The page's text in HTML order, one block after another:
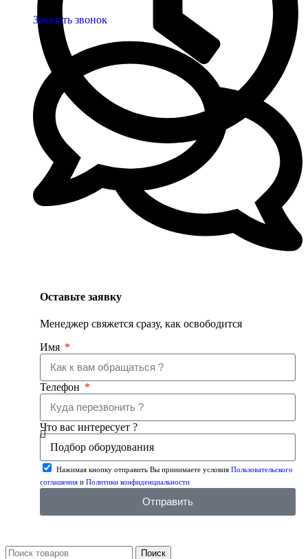
Заказать звонок
Оставьте заявку
Менеджер свяжется сразу, как освободится
Имя
Телефон
Что вас интересует ?
Нажимая кнопку отправить Вы принимаете условия Пользовательского
соглашения и Политики конфиденциальности
Отправить
Поиск